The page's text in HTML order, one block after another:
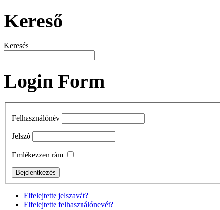
Kereső
Keresés
Login Form
Felhasználónév
Jelszó
Emlékezzen rám
Elfelejtette jelszavát?
Elfelejtette felhasználónevét?